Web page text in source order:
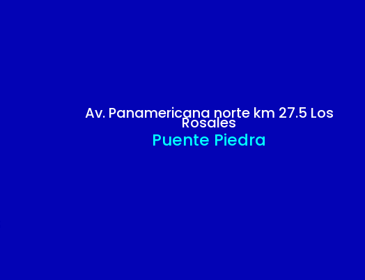
Av. Panamericana norte km 27.5 Los
Rosales
Puente Piedra